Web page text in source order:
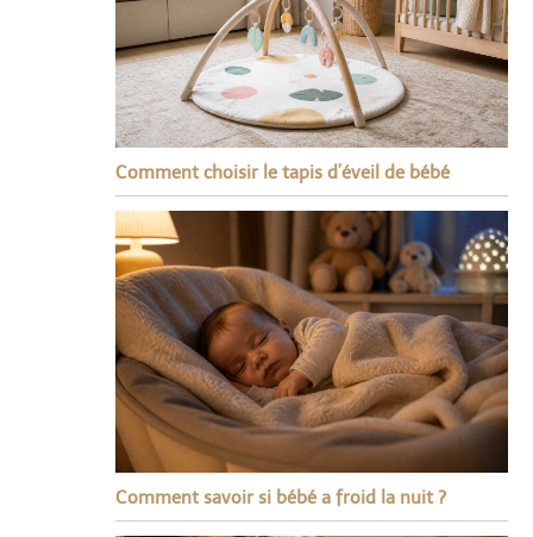
Comment choisir le tapis d’éveil de bébé
Comment savoir si bébé a froid la nuit ?